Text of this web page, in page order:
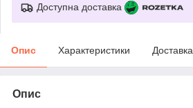
Доступна доставка
Опис Характеристики Доставка
Опис